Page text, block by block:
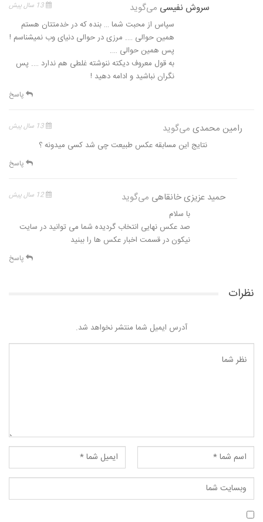
سروش نفیسی می‌گوید
سپاس از محبت شما … بنده که در خدمتتان هستم
همین حوالی …. مرزی در حوالی دنیای وب نمیشناسم !
پس همین حوالی ….
به قول معروف دیکته ننوشته غلطی هم ندارد …. پس
نگران نباشید و ادامه دهید !
پاسخ
رامین محمدی می‌گوید
نتایج این مسابقه عکس طبیعت چی شد کسی میدونه ؟
پاسخ
حمید عزیزی خانقاهی می‌گوید
با سلام
صد عکس نهایی انتخاب گردیده شما می توانید در سایت
نیکون در قسمت اخبار عکس ها را ببنید
پاسخ
نظرات
آدرس ایمیل شما منتشر نخواهد شد.